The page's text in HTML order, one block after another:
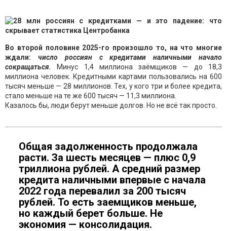
Во второй половине 2025-го произошло то, на что многие
ждали:
число россиян с кредитами наличными начало
сокращаться. Минус 1,4 миллиона заёмщиков — до 18,3
миллиона человек. Кредитными картами пользовались на 600
тысяч меньше — 28 миллионов. Тех, у кого три и более кредита,
стало меньше на те же 600 тысяч — 11,3 миллиона.
Казалось бы, люди берут меньше долгов. Но не всё так просто.
Общая задолженность продолжала
расти. За шесть месяцев — плюс 0,9
триллиона рублей. А средний размер
кредита наличными впервые с начала
2022 года перевалил за 200 тысяч
рублей. То есть заемщиков меньше,
но каждый берет больше. Не
экономия — консолидация.